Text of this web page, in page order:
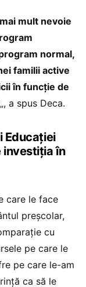
mult nevoie
normal,
familii active
în funcție de
„, a spus Deca.
Educației
investiția în
care le face
preșcolar,
cu
pe care le
pe care le-am
ca să le